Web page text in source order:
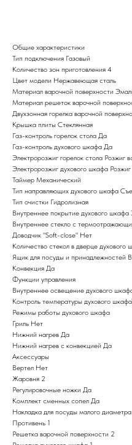
Общие характеристики
Тип подключения Газовый
Количество зон приготовления 4
Цвет модели Нержавеющая сталь
Материал варочной поверхности
Материал решеток варочной
Двухзонная горелка варочной
Крышка плиты Стеклянная
Газ-контроль горелок стола Да
Газ-контроль духового шкафа Да
Электророзжиг горелок стола Розжиг
Электророзжиг духового шкафа
Таймер Механический
Тип направляющих духового шкафа
Тип очистки Гидролизная
Внутреннее покрытие духового
Внутреннее стекло с
Доводчик "Soft-close" Нет
Количество стекол в дверце духового
Ящик для посуды и принадлежностей
Конвекция Да
Функции управления
Внутреннее освещение духового
Контроль температуры духового
Режимы работы духового шкафа
Гриль Нет
Нижний нагрев Да
Нижний нагрев с конвекцией Да
Аксессуары
Вертел Нет
Жаровня 2
Регулировочные ножки Да
Комплект сменных сопел Да
Накладка для посуды малого
Противень 1
Решетка варочной поверхности 2